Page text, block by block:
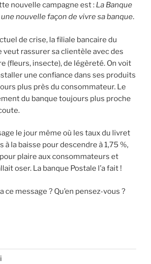
nouvelle campagne est : La Banque
nouvelle façon de vivre sa banque.
de crise, la filiale bancaire du
veut rassurer sa clientèle avec des
(fleurs, insecte), de légèreté. On voit
une confiance dans ses produits
plus près du consommateur. Le
du banque toujours plus proche
le jour même où les taux du livret
à la baisse pour descendre à 1,75 %,
pour plaire aux consommateurs et
oser. La banque Postale l’a fait !
ce message ? Qu’en pensez-vous ?